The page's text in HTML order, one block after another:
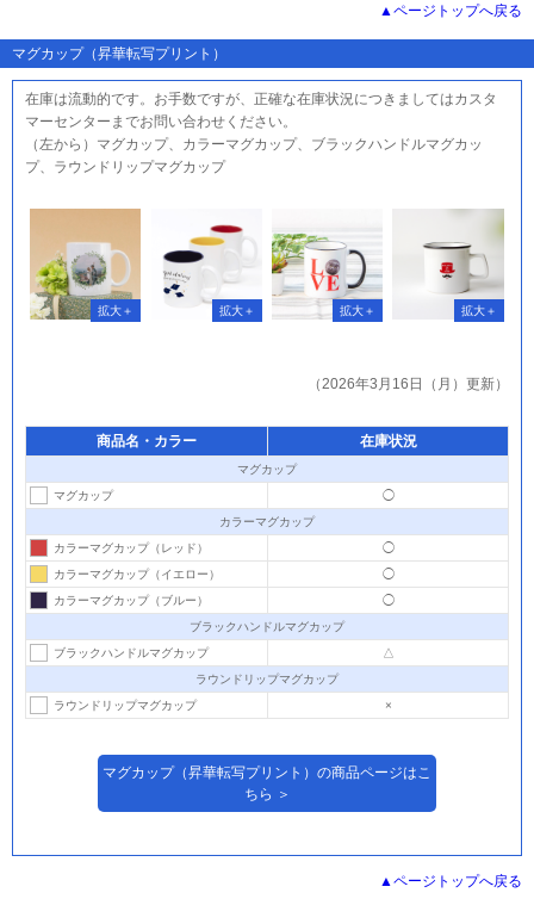
ページトップへ戻る
マグカップ（昇華転写プリント）
在庫は流動的です。お手数ですが、正確な在庫状況につきましてはカスタ
マーセンターまでお問い合わせください。
（左から）マグカップ、カラーマグカップ、ブラックハンドルマグカッ
プ、ラウンドリップマグカップ
（2026年3月16日（月）更新）
商品名・カラー 在庫状況
マグカップ
マグカップ
◯
カラーマグカップ
カラーマグカップ（レッド）
◯
カラーマグカップ（イエロー）
◯
カラーマグカップ（ブルー）
◯
ブラックハンドルマグカップ
ブラックハンドルマグカップ
△
ラウンドリップマグカップ
ラウンドリップマグカップ
×
マグカップ（昇華転写プリント）の商品ページはこ
ちら ＞
ページトップへ戻る